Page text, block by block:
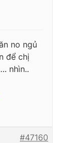
no ngủ
để chị
nhìn..
#47160